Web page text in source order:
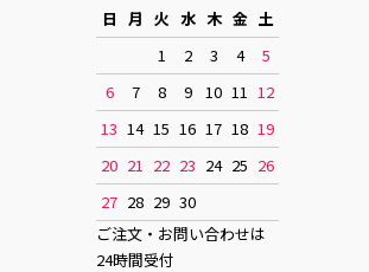
日 月 火 水 木 金 土
1
2 3 4
5
6
7 8 9 10 11 12
13 14 15 16 17 18 19
20 21 22 23 24 25 26
27 28 29 30
ご注文・お問い合わせは
24時間受付